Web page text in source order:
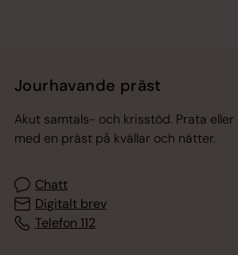
Jourhavande präst
Akut samtals- och krisstöd. Prata
med en präst på kvällar och nätter.
Chatt
Digitalt brev
Telefon 112